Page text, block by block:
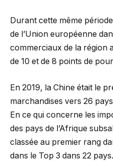
Durant cette même
de l’Union européenne
commerciaux de la région
de 10 et de 8 points de
En 2019, la Chine était le
marchandises vers 26
En ce qui concerne les
des pays de l’Afrique
classée au premier rang
dans le Top 3 dans 22 pays.